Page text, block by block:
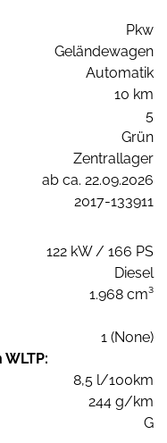
Pkw
Geländewagen
Automatik
10 km
5
Grün
Zentrallager
ab ca. 22.09.2026
2017-133911
122 kW / 166 PS
Diesel
1.968 cm³
1 (None)
8,5 l/100km
244 g/km
G